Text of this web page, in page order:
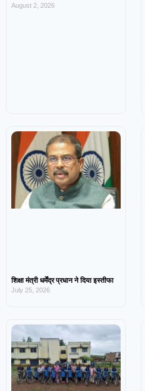
August 2, 2026
शिक्षा मंत्री धर्मेंद्र प्रधान ने दिया इस्तीफा
July 25, 2026